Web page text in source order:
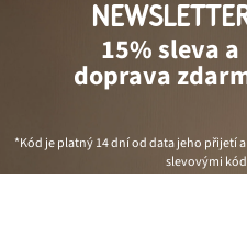
15% sleva a
doprava
*Kód je platný 14 dní od data jeho přijetí
slevovými